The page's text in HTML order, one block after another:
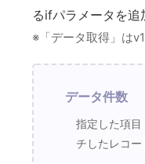
るifパラメータを追
※「データ取得」は
データ件数
指定した項目
チしたレコー